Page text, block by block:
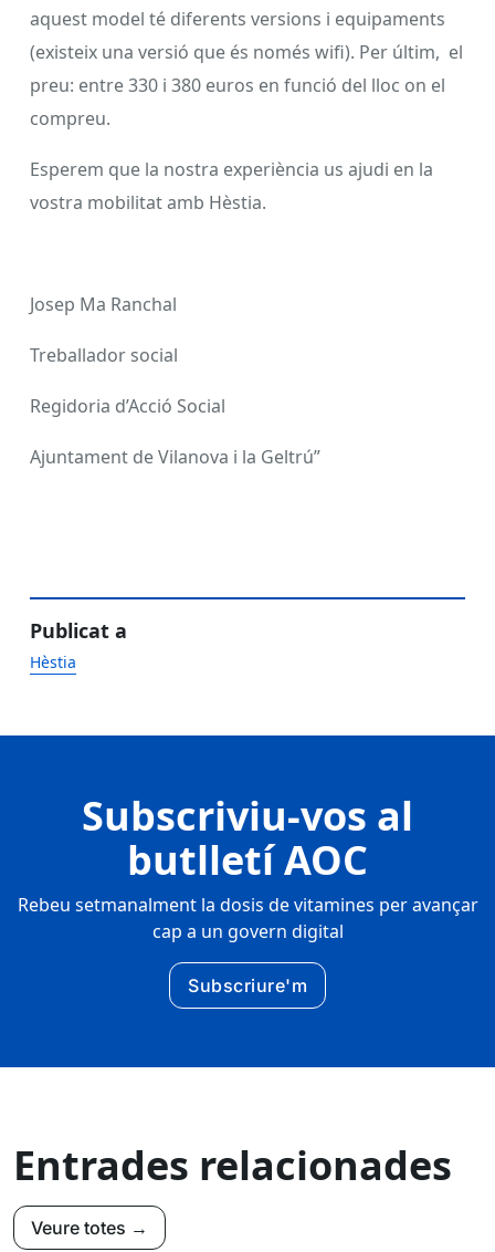
aquest model té diferents versions i equipaments
(existeix una versió que és només wifi). Per últim, el
preu: entre 330 i 380 euros en funció del lloc on el
compreu.
Esperem que la nostra experiència us ajudi en la
vostra mobilitat amb Hèstia.
Josep Ma Ranchal
Treballador social
Regidoria d’Acció Social
Ajuntament de Vilanova i la Geltrú”
Publicat a
Hèstia
Subscriviu-vos al
butlletí AOC
Rebeu setmanalment la dosis de vitamines per avançar
cap a un govern digital
Subscriure'm
Entrades relacionades
Veure totes →